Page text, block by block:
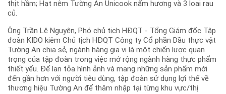
thịt hầm; Hạt nêm Tường An Unicook nấm hương và 3 loại rau
củ.
Ông Trần Lệ Nguyên, Phó chủ tịch HĐQT - Tổng Giám đốc Tập
đoàn KIDO kiêm Chủ tịch HĐQT Công ty Cổ phần Dầu thực vật
Tường An chia sẻ, ngành hàng gia vị là một chiến lược quan
trọng của tập đoàn trong việc mở rộng ngành hàng thực phẩm
thiết yếu. Để lan tỏa hình ảnh và mang những sản phẩm mới
đến gần hơn với người tiêu dùng, tập đoàn sử dụng lợi thế về
thương hiệu Tường An để thâm nhập tại từng khu vực/thị